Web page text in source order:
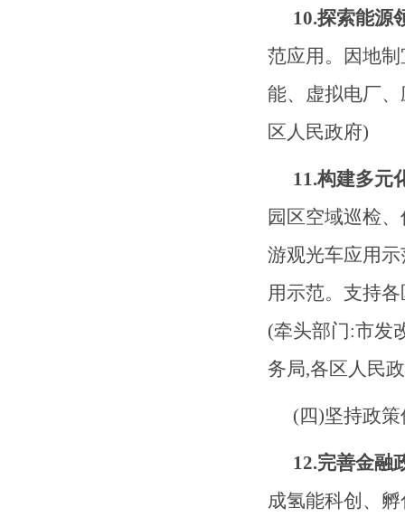
10.探索能源
范应用。因地
能、虚拟电厂
区人民政府)
11.构建多元
园区空域巡检
游观光车应用
用示范。支持
(牵头部门:市发
务局,各区人民
(四)坚持政
12.完善金融
成氢能科创、